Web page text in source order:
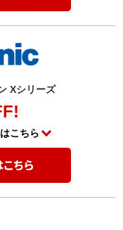
Xシリーズ
こちら